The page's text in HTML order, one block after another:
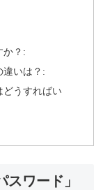
か？:
違いは？:
どうすればい
ワード」